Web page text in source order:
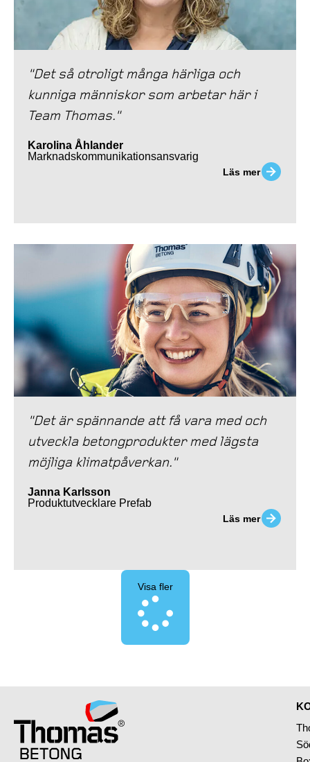
"Det så otroligt många härliga och
kunniga människor som arbetar här i
Team Thomas."
Karolina Åhlander
Marknadskommunikationsansvarig
Läs mer
"Det är spännande att få vara med och
utveckla betongprodukter med lägsta
möjliga klimatpåverkan."
Janna Karlsson
Produktutvecklare Prefab
Läs mer
Visa fler